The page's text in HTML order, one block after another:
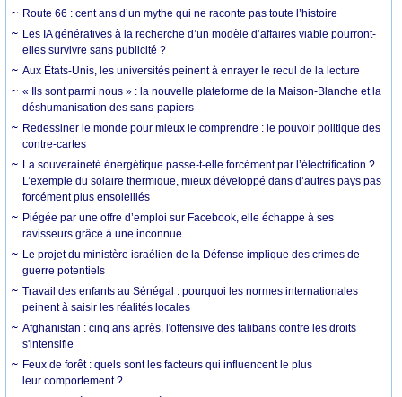
Route 66 : cent ans d’un mythe qui ne raconte pas toute l’histoire
Les IA génératives à la recherche d’un modèle d’affaires viable pourront-
elles survivre sans publicité ?
Aux États-Unis, les universités peinent à enrayer le recul de la lecture
« Ils sont parmi nous » : la nouvelle plateforme de la Maison-Blanche et la
déshumanisation des sans-papiers
Redessiner le monde pour mieux le comprendre : le pouvoir politique des
contre-cartes
La souveraineté énergétique passe-t-elle forcément par l’électrification ?
L’exemple du solaire thermique, mieux développé dans d’autres pays pas
forcément plus ensoleillés
Piégée par une offre d’emploi sur Facebook, elle échappe à ses
ravisseurs grâce à une inconnue
Le projet du ministère israélien de la Défense implique des crimes de
guerre potentiels
Travail des enfants au Sénégal : pourquoi les normes internationales
peinent à saisir les réalités locales
Afghanistan : cinq ans après, l'offensive des talibans contre les droits
s'intensifie
Feux de forêt : quels sont les facteurs qui influencent le plus
leur comportement ?